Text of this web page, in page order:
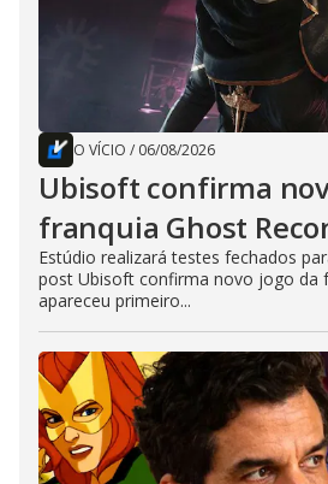
O VÍCIO / 06/08/2026
Ubisoft confirma
franquia Ghost
Estúdio realizará testes fechados
post Ubisoft confirma novo jogo da
apareceu primeiro...